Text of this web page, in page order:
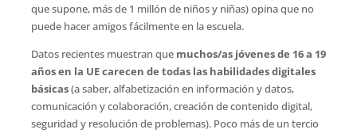
que supone, más de 1 millón de niños y niñas) opina que no
puede hacer amigos fácilmente en la escuela.
Datos recientes muestran que muchos/as jóvenes de 16 a 19
años en la UE carecen de todas las habilidades digitales
básicas(a saber, alfabetización en información y datos,
comunicación y colaboración, creación de contenido digital,
seguridad y resolución de problemas). Poco más de un tercio